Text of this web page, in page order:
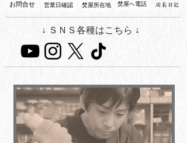
焚屋所在地
営業日確認
お問合せ 焚屋へ電話
↓ ＳＮＳ各種はこちら ↓
店長日記